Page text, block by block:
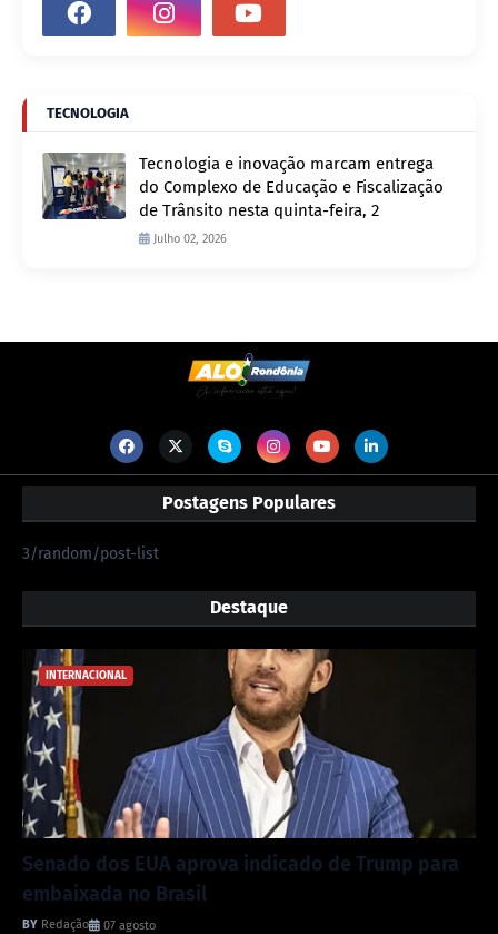
TECNOLOGIA
Tecnologia e inovação marcam entrega
do Complexo de Educação e Fiscalização
de Trânsito nesta quinta-feira, 2
Julho 02, 2026
Postagens Populares
3/random/post-list
Destaque
INTERNACIONAL
Senado dos EUA aprova indicado de Trump para
embaixada no Brasil
Redação 07 agosto